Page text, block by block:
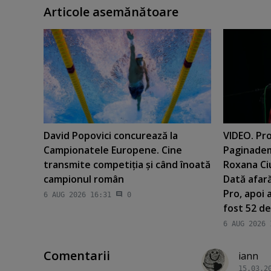
Articole asemănătoare
David Popovici concurează la
Campionatele Europene. Cine
transmite competiţia şi când înoată
campionul român
6 AUG 2026 16:31 0
VIDEO.
Roxana
Dată
Pro, apoi
fost 52
6 AUG 2026
Comentarii iann